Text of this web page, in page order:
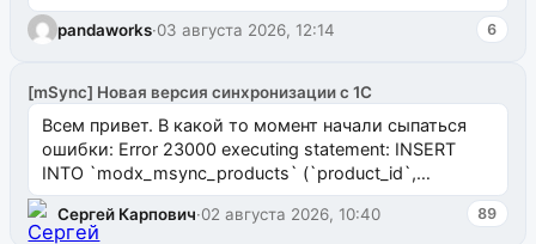
pandaworks·03 августа 2026, 12:14 6
[mSync] Новая версия синхронизации с 1С
Всем привет. В какой то момент начали сыпаться
ошибки: Error 23000 executing statement: INSERT
INTO `modx_msync_products` (`product_id`,
`uuid_1c`) VALUES ...
Сергей Карпович·02 августа 2026, 10:40 89